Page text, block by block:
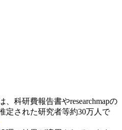
科研費報告書やresearchmapの
定された研究者等約30万人で